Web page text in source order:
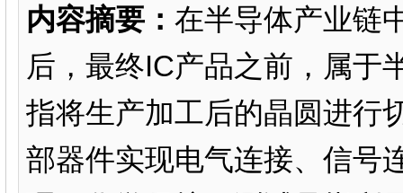
内容摘要： 在半导体产业链
后，最终IC产品之前，属于
指将生产加工后的晶圆进行
部器件实现电气连接、信号